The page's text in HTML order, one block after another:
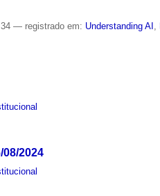
— registrado em: Understanding AI ,
2024